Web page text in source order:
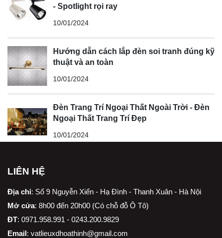
- Spotlight rọi ray
10/01/2024
Hướng dẫn cách lắp đèn soi tranh đúng kỹ
thuật và an toàn
10/01/2024
Đèn Trang Trí Ngoại Thất Ngoài Trời - Đèn
Ngoại Thất Trang Trí Đẹp
10/01/2024
LIÊN HỆ
Địa chỉ: Số 9 Nguyễn Xiển - Hạ Đình - Thanh Xuân - Hà Nội
Mở cửa: 8h00 đến 20h00 (Có chỗ đỗ Ô Tô)
ĐT: 0971.958.991 - 0243.200.9829
Email: vatlieuxdhoathinh@gmail.com